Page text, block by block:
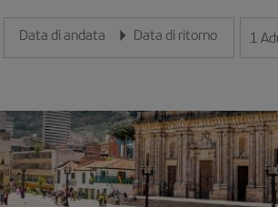
Data di andata
Inserisci la data nel formato giorno/mese/anno
Data di ritorno
Inserisci la data nel formato
1